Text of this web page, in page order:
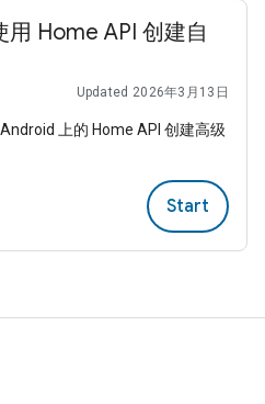
Home API 创建自
Updated 2026年3月13日
上的 Home API 创建高级
Start